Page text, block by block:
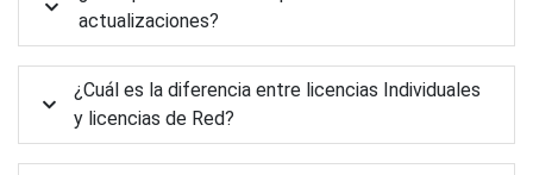
actualizaciones?
¿Cuál es la diferencia entre licencias Individuales
y licencias de Red?